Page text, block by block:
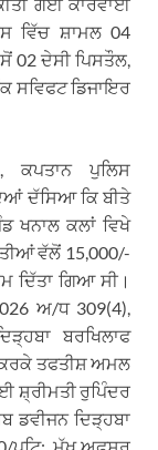
ਵਿੱਚ ਸ਼ਾਮਲ 04
02 ਦੇਸੀ ਪਿਸਤੌਲ,
ਸਵਿਫਟ ਡਿਜਾਇਰ
ਕਪਤਾਨ ਪੁਲਿਸ
ਦੱਸਿਆ ਕਿ ਬੀਤੇ
ਖਨਾਲ ਕਲਾਂ ਵਿਖੇ
ਵੱਲੋਂ 15,000/-
ਦਿੱਤਾ ਗਿਆ ਸੀ।
ਅ/ਧ 309(4),
ਬਰਖਿਲਾਫ
ਤਫਤੀਸ਼ ਅਮਲ
ਸ਼੍ਰੀਮਤੀ ਰੁਪਿੰਦਰ
ਡਵੀਜਨ ਦਿੜ੍ਹਬਾ